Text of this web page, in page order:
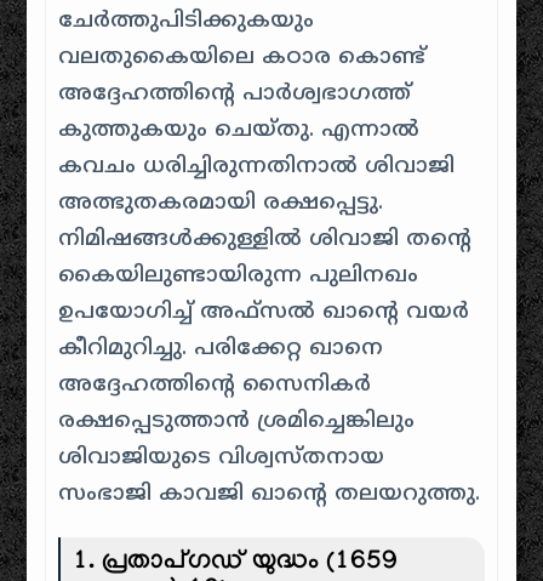
ചേർത്തുപിടിക്കുകയും
വലതുകൈയിലെ കഠാര കൊണ്ട്
അദ്ദേഹത്തിന്റെ പാർശ്വഭാഗത്ത്
കുത്തുകയും ചെയ്തു. എന്നാൽ
കവചം ധരിച്ചിരുന്നതിനാൽ ശിവാജി
അത്ഭുതകരമായി രക്ഷപ്പെട്ടു.
നിമിഷങ്ങൾക്കുള്ളിൽ ശിവാജി തന്റെ
കൈയിലുണ്ടായിരുന്ന പുലിനഖം
ഉപയോഗിച്ച് അഫ്സൽ ഖാന്റെ വയർ
കീറിമുറിച്ചു. പരിക്കേറ്റ ഖാനെ
അദ്ദേഹത്തിന്റെ സൈനികർ
രക്ഷപ്പെടുത്താൻ ശ്രമിച്ചെങ്കിലും
ശിവാജിയുടെ വിശ്വസ്തനായ
സംഭാജി കാവജി ഖാന്റെ തലയറുത്തു.
1. പ്രതാപ്ഗഡ് യുദ്ധം (1659